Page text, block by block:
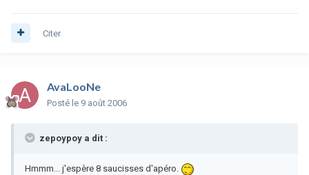
Citer
AvaLooNe
Posté le 9 août 2006
zepoypoy a dit :
Hmmm... j'espère 8 saucisses d'apéro.